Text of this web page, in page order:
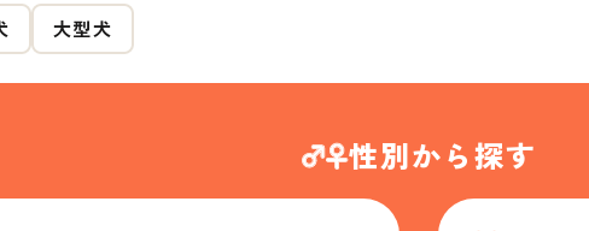
大型犬
性別から探す